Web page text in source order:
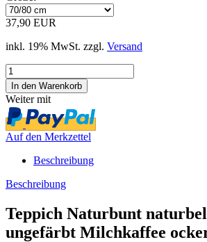
37,90 EUR
inkl. 19% MwSt. zzgl. Versand
Weiter mit
Auf den Merkzettel
Beschreibung
Beschreibung
Teppich Naturbunt
ungefärbt Milchkaffee